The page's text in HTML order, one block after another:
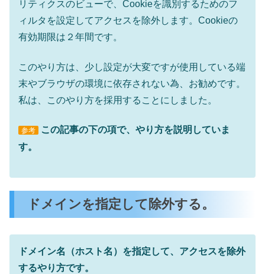
リティクスのビューで、Cookieを識別するためのフ
ィルタを設定してアクセスを除外します。Cookieの
有効期限は２年間です。
このやり方は、少し設定が大変ですが使用している端
末やブラウザの環境に依存されない為、お勧めです。
私は、このやり方を採用することにしました。
参考
この記事の下の項で、やり方を説明していま
す。
ドメインを指定して除外する。
ドメイン名（ホスト名）を指定して、アクセスを除外
するやり方です。